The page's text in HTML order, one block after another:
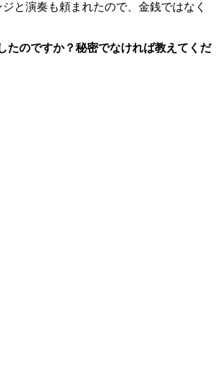
と演奏も頼まれたので、金銭ではなく
たのですか？秘密でなければ教えてくだ